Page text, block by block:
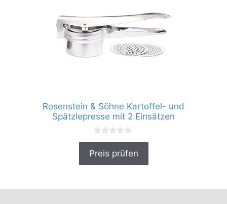
Rosenstein & Söhne Kartoffel- und
Spätzlepresse mit 2 Einsätzen
0
o
Preis prüfen